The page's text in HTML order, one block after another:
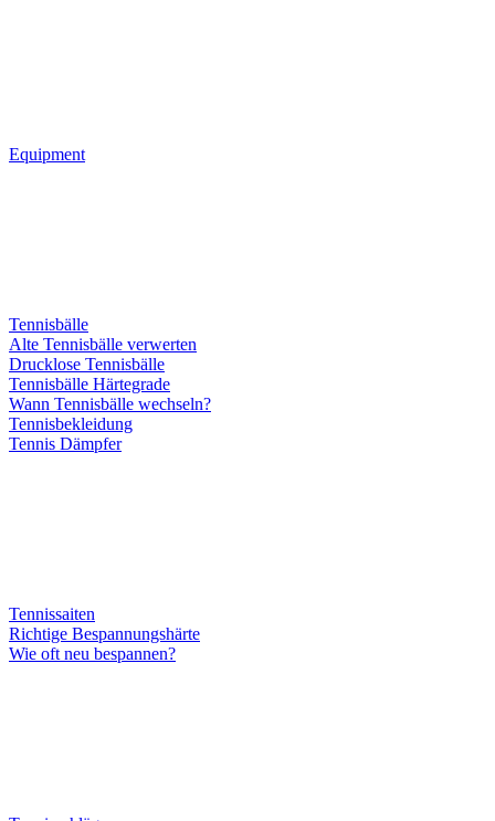
Equipment
Tennisbälle
Alte Tennisbälle verwerten
Drucklose Tennisbälle
Tennisbälle Härtegrade
Wann Tennisbälle wechseln?
Tennisbekleidung
Tennis Dämpfer
Tennissaiten
Richtige Bespannungshärte
Wie oft neu bespannen?